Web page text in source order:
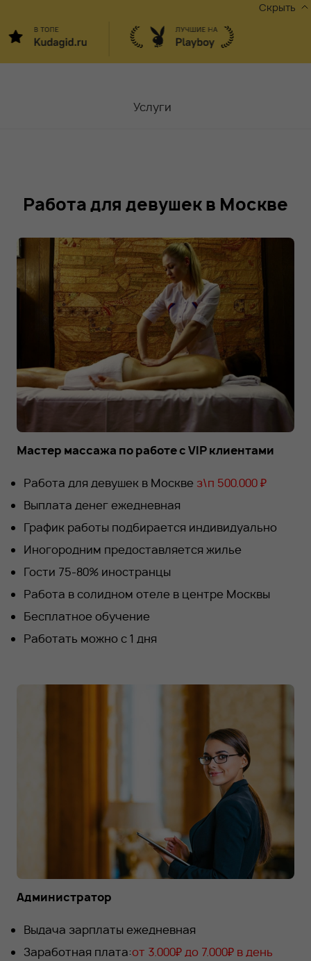
Скрыть
Услуги
Вакансии
Блог
Москва,
+7 912 076-93-01
RU
Работа для девушек в Москве
Мастер массажа по работе с VIP клиентами
Работа для девушек в Москве з\п 500.000 ₽
Выплата денег ежедневная
График работы подбирается индивидуально
Иногородним предоставляется жилье
Гости 75-80% иностранцы
Работа в солидном отеле в центре Москвы
Бесплатное обучение
Работать можно с 1 дня
Администратор
Выдача зарплаты ежедневная
Заработная плата:от 3.000₽ до 7.000₽ в день